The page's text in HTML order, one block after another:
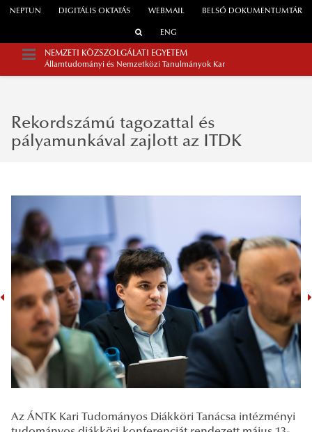
WEBMAIL
NEPTUN DIGITÁLIS OKTATÁS BELSŐ DOKUMENTUMTÁR
ENG
NEMZETI KÖZSZOLGÁLATI EGYETEM
Államtudományi és Nemzetközi Tanulmányok Kar
Rekordszámú tagozattal és
pályamunkával zajlott az ITDK
Az ÁNTK Kari Tudományos Diákköri Tanácsa intézményi